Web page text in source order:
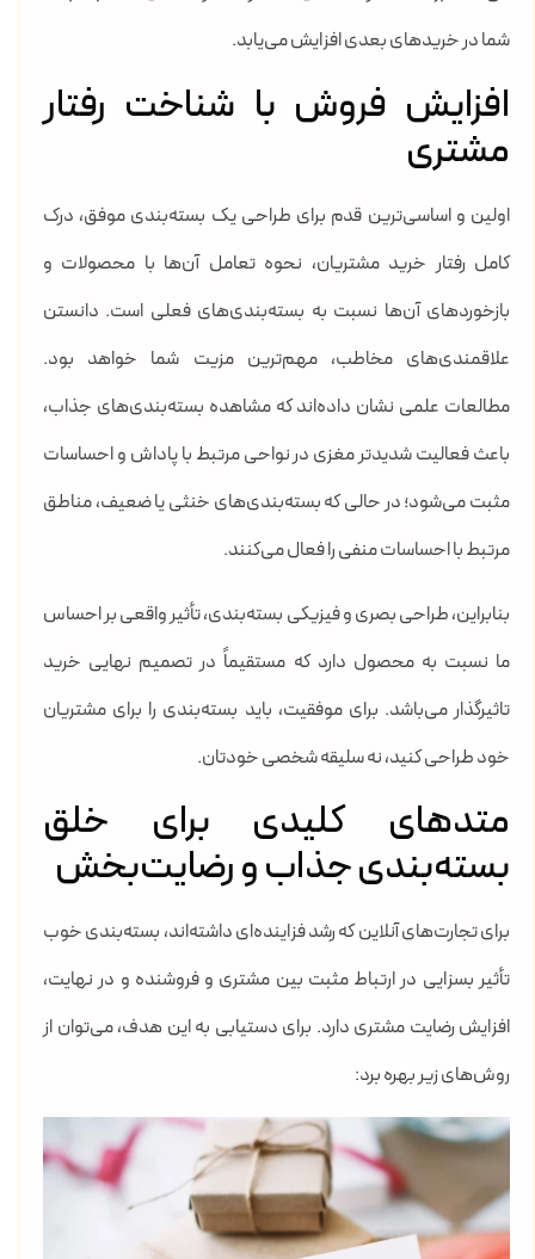
شما در خریدهای بعدی افزایش می‌یابد.
افزایش فروش با شناخت رفتار
مشتری
اولین و اساسی‌ترین قدم برای طراحی یک بسته‌بندی موفق، درک
کامل رفتار خرید مشتریان، نحوه تعامل آن‌ها با محصولات و
بازخوردهای آن‌ها نسبت به بسته‌بندی‌های فعلی است. دانستن
علاقمندی‌های مخاطب، مهم‌ترین مزیت شما خواهد بود.
مطالعات علمی نشان داده‌اند که مشاهده بسته‌بندی‌های جذاب،
باعث فعالیت شدیدتر مغزی در نواحی مرتبط با پاداش و احساسات
مثبت می‌شود؛ در حالی که بسته‌بندی‌های خنثی یا ضعیف، مناطق
مرتبط با احساسات منفی را فعال می‌کنند.
بنابراین، طراحی بصری و فیزیکی بسته‌بندی، تأثیر واقعی بر احساس
ما نسبت به محصول دارد که مستقیماً در تصمیم نهایی خرید
تاثیرگذار می‌باشد. برای موفقیت، باید بسته‌بندی را برای مشتریان
خود طراحی کنید، نه سلیقه شخصی خودتان.
متدهای کلیدی برای خلق
بسته‌بندی جذاب و رضایت‌بخش
برای تجارت‌های آنلاین که رشد فزاینده‌ای داشته‌اند، بسته‌بندی خوب
تأثیر بسزایی در ارتباط مثبت بین مشتری و فروشنده و در نهایت،
افزایش رضایت مشتری دارد. برای دستیابی به این هدف، می‌توان از
روش‌های زیر بهره برد: